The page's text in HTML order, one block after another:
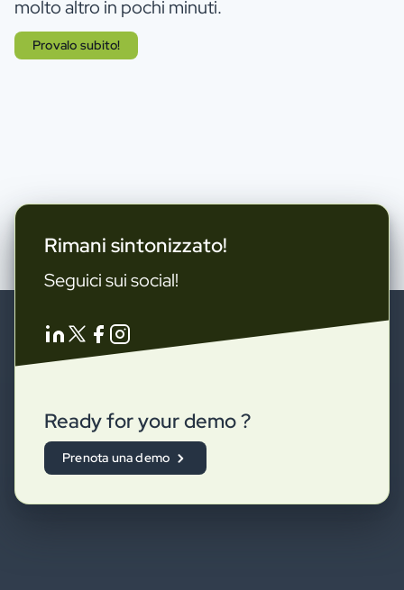
molto altro in pochi minuti.
Provalo subito!
Rimani sintonizzato!
Seguici sui social!
Ready for your demo ?
Prenota una demo